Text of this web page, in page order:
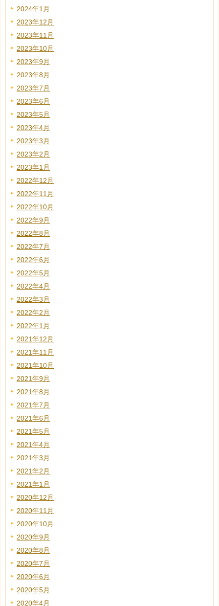
2024年1月
2023年12月
2023年11月
2023年10月
2023年9月
2023年8月
2023年7月
2023年6月
2023年5月
2023年4月
2023年3月
2023年2月
2023年1月
2022年12月
2022年11月
2022年10月
2022年9月
2022年8月
2022年7月
2022年6月
2022年5月
2022年4月
2022年3月
2022年2月
2022年1月
2021年12月
2021年11月
2021年10月
2021年9月
2021年8月
2021年7月
2021年6月
2021年5月
2021年4月
2021年3月
2021年2月
2021年1月
2020年12月
2020年11月
2020年10月
2020年9月
2020年8月
2020年7月
2020年6月
2020年5月
2020年4月